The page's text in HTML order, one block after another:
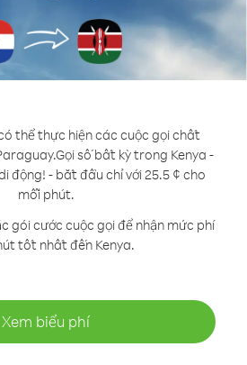
thể thực hiện các cuộc gọi chất
Gọi số bất kỳ trong Kenya -
động! - bắt đầu chỉ với 25.5 ¢ cho
mỗi phút.
gói cước cuộc gọi để nhận mức phí
tốt nhất đến Kenya.
Xem biểu phí